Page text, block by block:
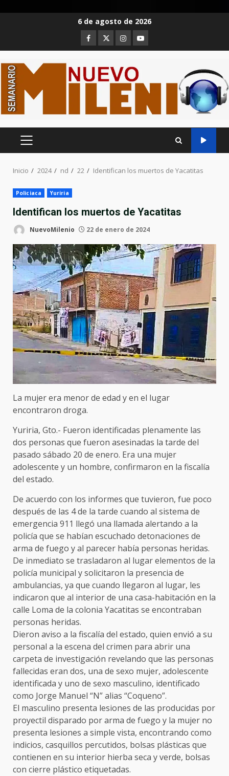
6 de agosto de 2026
Facebook
TwitterInstagram
Youtube
MENÚ
Inicio 2024 nd 22 Identifican los muertos de Yacatitas
Policiaca Yuriria
Identifican los muertos de Yacatitas
NuevoMilenio 22 de enero de 2024
La mujer era menor de edad y en el lugar
encontraron droga.
Yuriria, Gto.- Fueron identificadas plenamente las
dos personas que fueron asesinadas la tarde del
pasado sábado 20 de enero. Era una mujer
adolescente y un hombre, confirmaron en la fiscalía
del estado.
De acuerdo con los informes que tuvieron, fue poco
después de las 4 de la tarde cuando al sistema de
emergencia 911 llegó una llamada alertando a la
policía que se habían escuchado detonaciones de
arma de fuego y al parecer había personas heridas.
De inmediato se trasladaron al lugar elementos de la
policía municipal y solicitaron la presencia de
ambulancias, ya que cuando llegaron al lugar, les
indicaron que al interior de una casa-habitación en la
calle Loma de la colonia Yacatitas se encontraban
personas heridas.
Dieron aviso a la fiscalía del estado, quien envió a su
personal a la escena del crimen para abrir una
carpeta de investigación revelando que las personas
fallecidas eran dos, una de sexo mujer, adolescente
identificada y uno de sexo masculino, identificado
como Jorge Manuel “N” alias “Coqueno”.
El masculino presenta lesiones de las producidas por
proyectil disparado por arma de fuego y la mujer no
presenta lesiones a simple vista, encontrando como
indicios, casquillos percutidos, bolsas plásticas que
contienen en su interior hierba seca y verde, bolsas
con cierre plástico etiquetadas.